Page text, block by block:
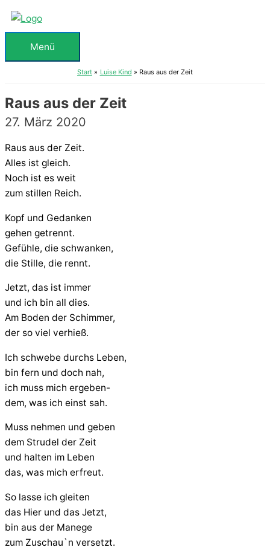
Zum
Inhalt
springenMenü
Menü
Start Luise Kind Raus aus der Zeit
Raus aus der Zeit
27. März 2020
Raus aus der Zeit.
Alles ist gleich.
Noch ist es weit
zum stillen Reich.
Kopf und Gedanken
gehen getrennt.
Gefühle, die schwanken,
die Stille, die rennt.
Jetzt, das ist immer
und ich bin all dies.
Am Boden der Schimmer,
der so viel verhieß.
Ich schwebe durchs Leben,
bin fern und doch nah,
ich muss mich ergeben-
dem, was ich einst sah.
Muss nehmen und geben
dem Strudel der Zeit
und halten im Leben
das, was mich erfreut.
So lasse ich gleiten
das Hier und das Jetzt,
bin aus der Manege
zum Zuschau`n versetzt.